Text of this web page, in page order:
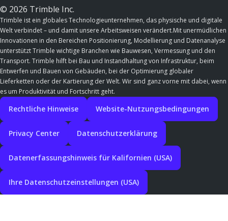
© 2026 Trimble Inc.
Trimble ist ein globales Technologieunternehmen, das physische und digitale
Welt verbindet – und damit unsere Arbeitsweisen verändert.Mit unermüdlichen
Innovationen in den Bereichen Positionierung, Modellierung und Datenanalyse
unterstützt Trimble wichtige Branchen wie Bauwesen, Vermessung und den
Transport. Trimble hilft bei Bau und Instandhaltung von Infrastruktur, beim
Entwerfen und Bauen von Gebäuden, bei der Optimierung globaler
Lieferketten oder der Kartierung der Welt. Wir sind ganz vorne mit dabei, wenn
es um Produktivität und Fortschritt geht.
Rechtliche Hinweise Website-Nutzungsbedingungen
Privacy Center Datenschutzerklärung
Datenerfassungshinweis für Kalifornien (USA)
Ihre Datenschutzeinstellungen (USA)